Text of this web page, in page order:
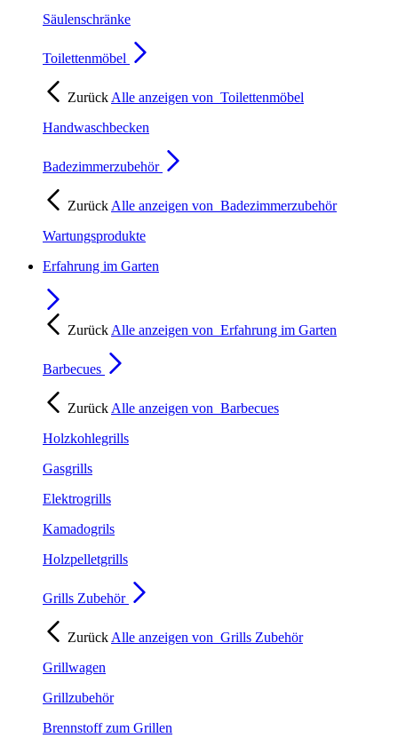
Säulenschränke
Toilettenmöbel
Zurück Alle anzeigen von Toilettenmöbel
Handwaschbecken
Badezimmerzubehör
Zurück Alle anzeigen von Badezimmerzubehör
Wartungsprodukte
Erfahrung im Garten
Zurück Alle anzeigen von Erfahrung im Garten
Barbecues
Zurück Alle anzeigen von Barbecues
Holzkohlegrills
Gasgrills
Elektrogrills
Kamadogrils
Holzpelletgrills
Grills Zubehör
Zurück Alle anzeigen von Grills Zubehör
Grillwagen
Grillzubehör
Brennstoff zum Grillen